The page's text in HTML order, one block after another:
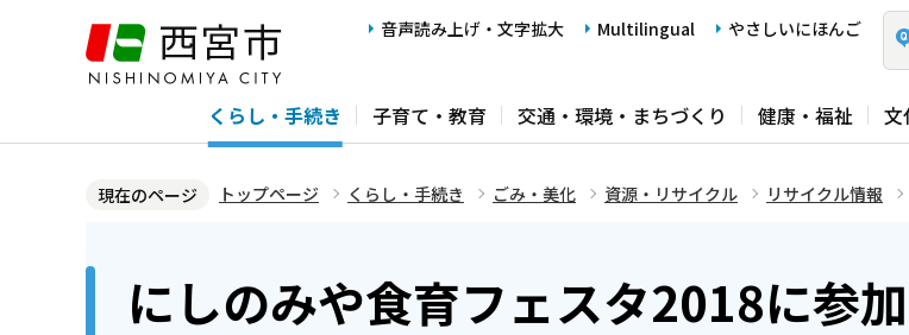
ジ
音声読み上げ・文字拡大 Multilingual やさしいにほんご
くらし・手続き 子育て・教育 交通・環境・まちづくり 健康・福祉 文
現在のページ トップページ くらし・手続き ごみ・美化 資源・リサイクル リサイクル情報
にしのみや食育フェスタ2018に参